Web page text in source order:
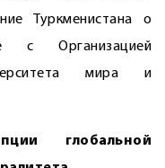
Туркменистана о
с Организацией
мира и
глобальной